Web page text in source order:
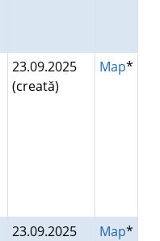
23.09.2025
(creată)
Map*
23.09.2025
Map*